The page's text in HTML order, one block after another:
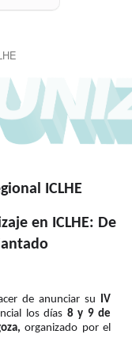
ICLHE
en ICLHE: De
de anunciar su
IV
los días 8 y 9 de
organizado por el